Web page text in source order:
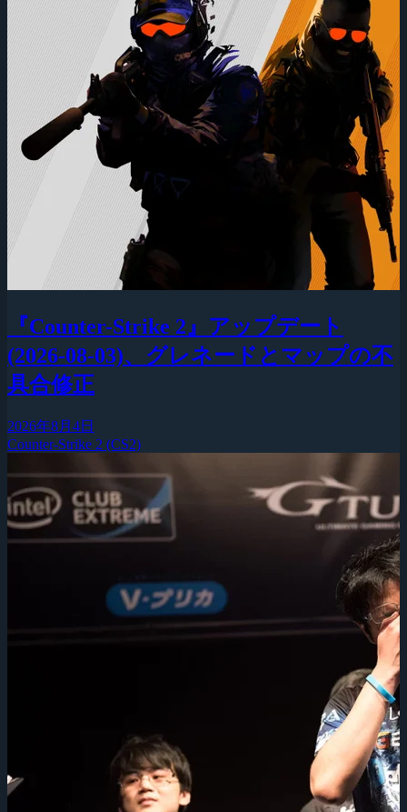
『Counter-Strike 2』アップデート
(2026-08-03)、グレネードとマップの不
具合修正
2026年8月4日
Counter-Strike 2 (CS2)